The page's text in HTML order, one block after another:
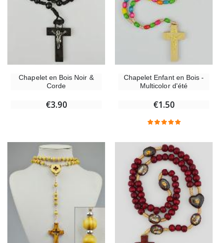
Chapelet en Bois Noir &
Corde
€3.90
Chapelet Enfant en Bois -
Multicolor d'été
€1.50